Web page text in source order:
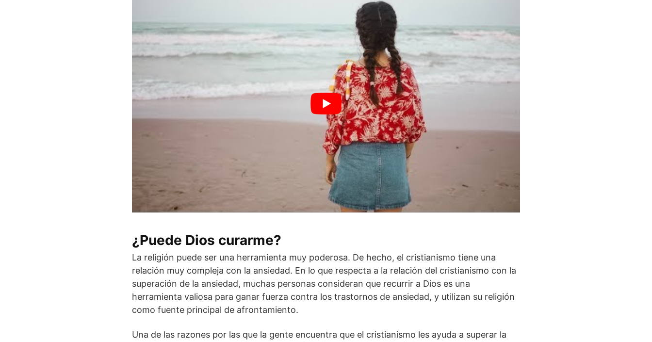
¿Puede Dios curarme?
La religión puede ser una herramienta muy poderosa. De hecho, el cristianismo tiene una
relación muy compleja con la ansiedad. En lo que respecta a la relación del cristianismo con la
superación de la ansiedad, muchas personas consideran que recurrir a Dios es una
herramienta valiosa para ganar fuerza contra los trastornos de ansiedad, y utilizan su religión
como fuente principal de afrontamiento.
Una de las razones por las que la gente encuentra que el cristianismo les ayuda a superar la